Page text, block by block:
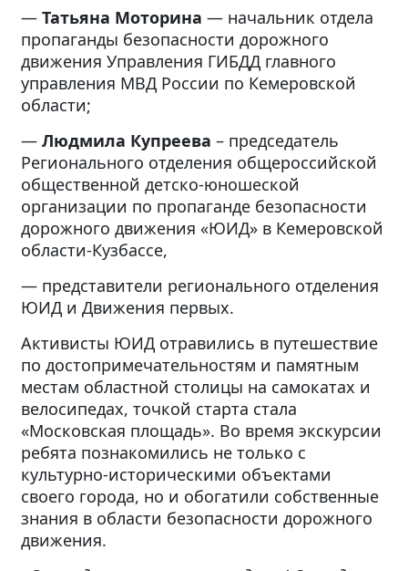
— Татьяна Моторина — начальник отдела
пропаганды безопасности дорожного
движения Управления ГИБДД главного
управления МВД России по Кемеровской
области;
— Людмила Купреева – председатель
Регионального отделения общероссийской
общественной детско-юношеской
организации по пропаганде безопасности
дорожного движения «ЮИД» в Кемеровской
области-Кузбассе,
— представители регионального отделения
ЮИД и Движения первых.
Активисты ЮИД отравились в путешествие
по достопримечательностям и памятным
местам областной столицы на самокатах и
велосипедах, точкой старта стала
«Московская площадь». Во время экскурсии
ребята познакомились не только с
культурно-историческими объектами
своего города, но и обогатили собственные
знания в области безопасности дорожного
движения.